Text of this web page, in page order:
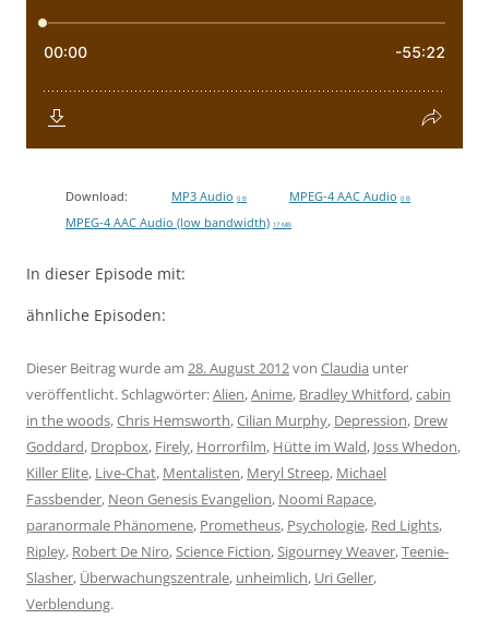
Download: MP3 Audio 0 B MPEG-4 AAC Audio 0 B
MPEG-4 AAC Audio (low bandwidth) 17 MB
In dieser Episode mit:
ähnliche Episoden:
Dieser Beitrag wurde am 28. August 2012von Claudia unter
veröffentlicht. Schlagwörter:Alien,Anime, Bradley Whitford,cabin
in the woods,Chris Hemsworth,Cilian Murphy, Depression, Drew
Goddard, Dropbox, Firely, Horrorfilm, Hütte im Wald, Joss Whedon,
Killer Elite, Live-Chat, Mentalisten, Meryl Streep, Michael
Fassbender, Neon Genesis Evangelion, Noomi Rapace,
paranormale Phänomene, Prometheus, Psychologie, Red Lights,
Ripley, Robert De Niro,Science Fiction,Sigourney Weaver,Teenie-
Slasher, Überwachungszentrale, unheimlich, Uri Geller,
Verblendung.